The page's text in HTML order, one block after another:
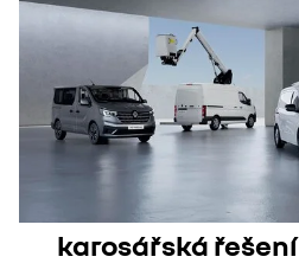
karosářská řešení